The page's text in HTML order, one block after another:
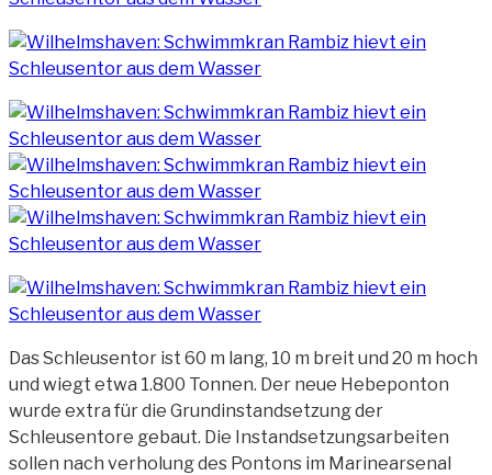
Das Schleusentor ist 60 m lang, 10 m breit und 20 m hoch
und wiegt etwa 1.800 Tonnen. Der neue Hebeponton
wurde extra für die Grundinstandsetzung der
Schleusentore gebaut. Die Instandsetzungsarbeiten
sollen nach verholung des Pontons im Marinearsenal